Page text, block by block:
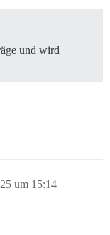
und wird
um 15:14